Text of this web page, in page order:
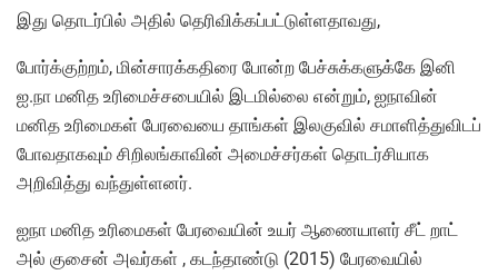
இது தொடர்பில் அதில் தெரிவிக்கப்பட்டுள்ளதாவது,
போர்க்குற்றம், மின்சாரக்கதிரை போன்ற பேச்சுக்களுக்கே இனி
ஐ.நா மனித உரிமைச்சபையில் இடமில்லை என்றும், ஐநாவின்
மனித உரிமைகள் பேரவையை தாங்கள் இலகுவில் சமாளித்துவிடப்
போவதாகவும் சிறிலங்காவின் அமைச்சர்கள் தொடர்சியாக
அறிவித்து வந்துள்ளனர்.
ஐநா மனித உரிமைகள் பேரவையின் உயர் ஆணையாளர் சீட் றாட்
அல் குசைன் அவர்கள் , கடந்தாண்டு (2015) பேரவையில்